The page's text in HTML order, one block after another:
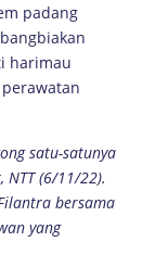
padang
harimau
satu-satunya
(6/11/22).
bersama
yang